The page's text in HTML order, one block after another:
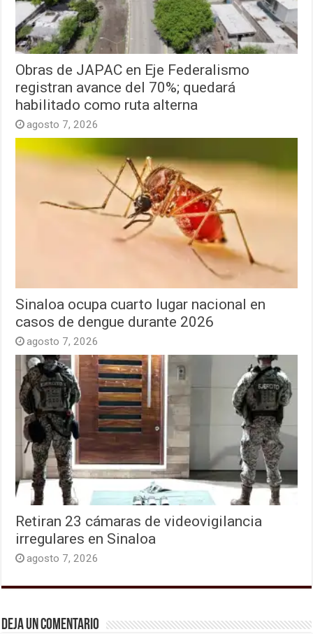
Obras de JAPAC en Eje Federalismo
registran avance del 70%; quedará
habilitado como ruta alterna
agosto 7, 2026
Sinaloa ocupa cuarto lugar nacional en
casos de dengue durante 2026
agosto 7, 2026
Retiran 23 cámaras de videovigilancia
irregulares en Sinaloa
agosto 7, 2026
Deja un comentario